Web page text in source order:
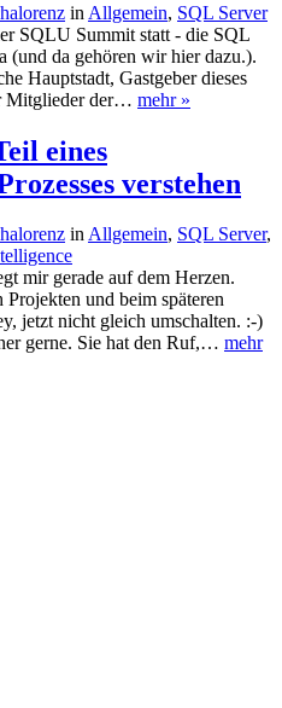
in Allgemein, SQL Server
SQLU Summit statt - die SQL
(und da gehören wir hier dazu.).
Hauptstadt, Gastgeber dieses
Mitglieder der… mehr »
eines
verstehen
inAllgemein, SQL Server,
mir gerade auf dem Herzen.
und beim späteren
jetzt nicht gleich umschalten. :-)
gerne. Sie hat den Ruf,… mehr